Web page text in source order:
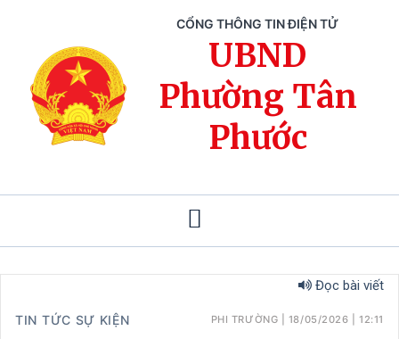
CỔNG THÔNG TIN ĐIỆN TỬ
UBND
Phường Tân
Phước
Đọc bài viết
TIN TỨC SỰ KIỆN PHI TRƯỜNG 18/05/2026 |12:11